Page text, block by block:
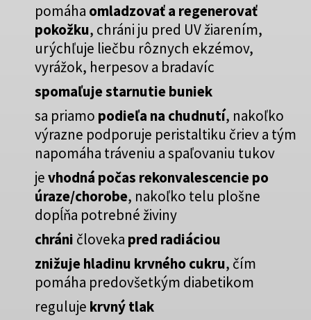
pomáha omladzovať a regenerovať
pokožku, chráni ju pred UV žiarením,
urýchľuje liečbu rôznych ekzémov,
vyrážok, herpesov a bradavíc
spomaľuje starnutie buniek
sa priamo podieľa na chudnutí, nakoľko
výrazne podporuje peristaltiku čriev a tým
napomáha tráveniu a spaľovaniu tukov
jevhodná počas rekonvalescencie po
úraze/chorobe, nakoľko telu plošne
dopĺňa potrebné živiny
chráni človeka pred radiáciou
znižuje hladinu krvného cukru, čím
pomáha predovšetkým diabetikom
reguluje krvný tlak